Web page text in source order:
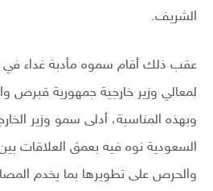
الشريف.
عقب ذلك أقام سموه مأدبة غداء في
لمعالي وزير خارجية جمهورية قبرص
وبهذه المناسبة، أدلى سمو وزير
السعودية نوه فيه بعمق العلاقات
والحرص على تطويرها بما يخدم